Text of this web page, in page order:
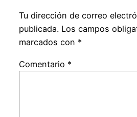
Tu dirección de correo
publicada. Los campos
marcados con *
Comentario *